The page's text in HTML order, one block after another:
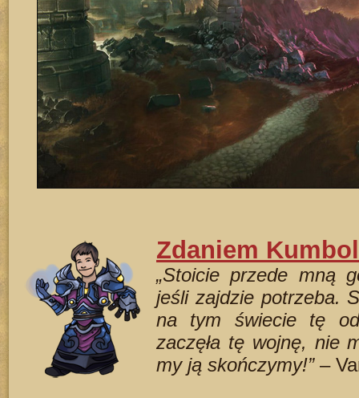
Zdaniem
„Stoicie przede mną
jeśli zajdzie potrzeba.
na tym świecie tę
zaczęła tę wojnę, nie
my ją skończymy!”–